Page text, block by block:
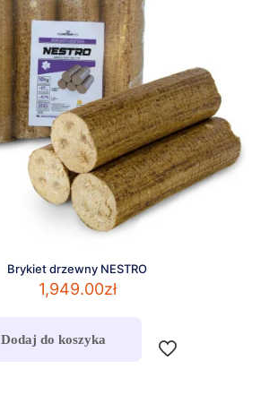
Brykiet drzewny NESTRO
1,949.00zł
Dodaj do koszyka